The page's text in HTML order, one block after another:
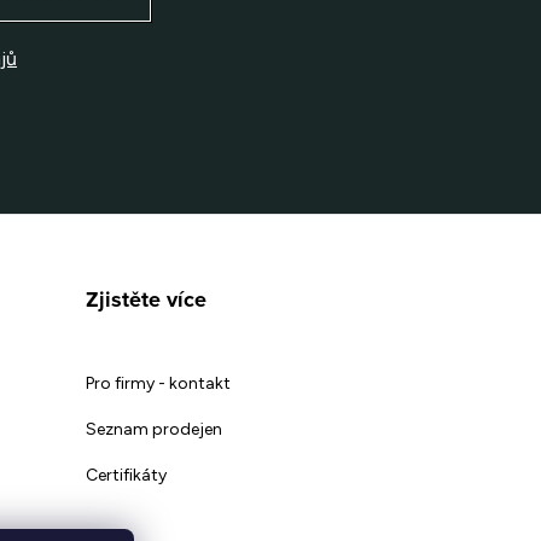
Zjistěte více
Pro firmy - kontakt
Seznam prodejen
Certifikáty